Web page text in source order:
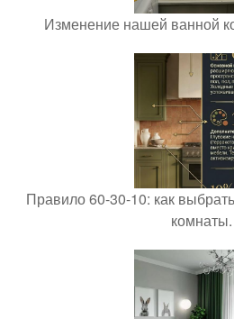
Изменение нашей ванной
Правило 60-30-10: как
комнаты.